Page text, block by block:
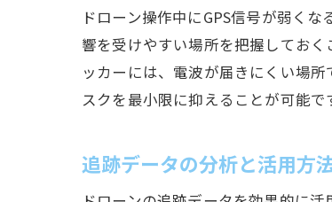
ドローン操作中にGPS信号が弱く
響を受けやすい場所を把握してお
ッカーには、電波が届きにくい場
スクを最小限に抑えることが可能
追跡データの分析と活用方